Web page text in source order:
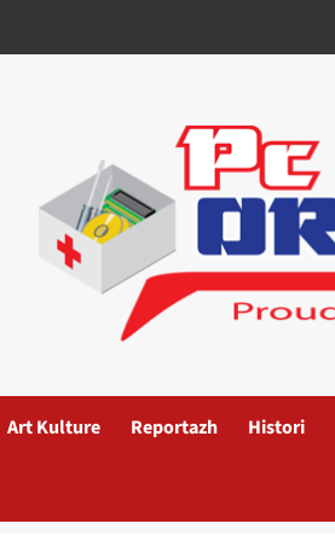
Art Kulture Reportazh Histori